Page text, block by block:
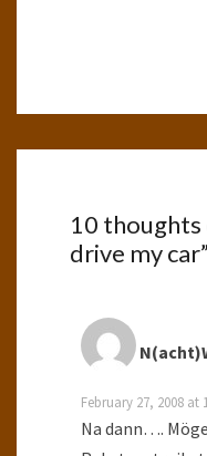
10 thoughts
drive my car”
February 27, 2008 at
Na dann….